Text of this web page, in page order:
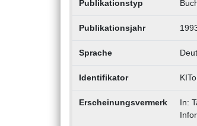
Publikationstyp
Publikationsjahr
Sprache
Identifikator
Erscheinungsvermerk
In: